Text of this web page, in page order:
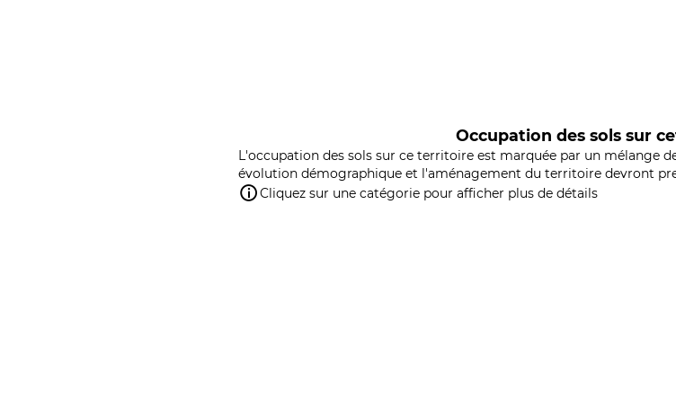
Occupation des sols sur
L'occupation des sols sur ce territoire est marquée par un mélange
évolution démographique et l'aménagement du territoire devront
Cliquez sur une catégorie pour afficher plus de détails